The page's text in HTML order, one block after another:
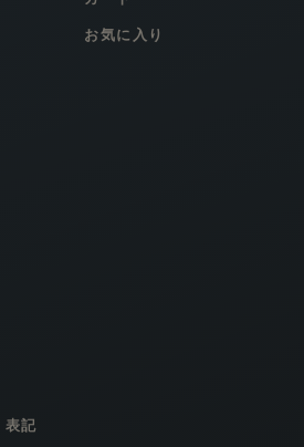
お気に入り
表記